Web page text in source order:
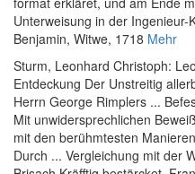
Unterweisung in der Ingenieur-
Benjamin, Witwe, 1718 Mehr
Sturm, Leonhard Christoph:
Entdeckung Der Unstreitig
Herrn George Rimplers ...
Mit unwidersprechlichen
mit den berühmtesten
Durch ... Vergleichung mit der